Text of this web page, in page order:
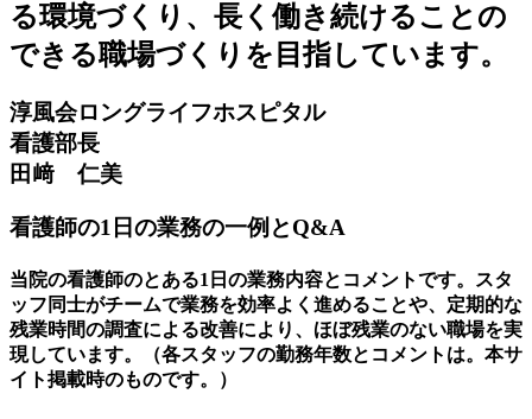
る環境づくり、長く働き続けることの
できる職場づくりを目指しています。
淳風会ロングライフホスピタル
看護部長
田﨑 仁美
看護師の1日の業務の一例とQ&A
当院の看護師のとある1日の業務内容とコメントです。スタ
ッフ同士がチームで業務を効率よく進めることや、定期的な
残業時間の調査による改善により、ほぼ残業のない職場を実
現しています。（各スタッフの勤務年数とコメントは。本サ
イト掲載時のものです。）